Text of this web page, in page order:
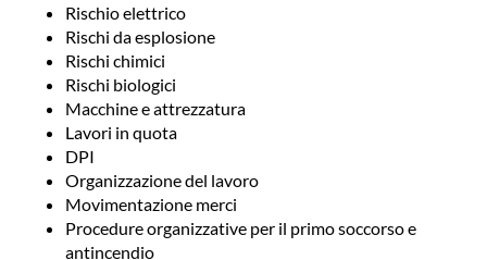
Rischio elettrico
Rischi da esplosione
Rischi chimici
Rischi biologici
Macchine e attrezzatura
Lavori in quota
DPI
Organizzazione del lavoro
Movimentazione merci
Procedure organizzative per il primo soccorso e
antincendio